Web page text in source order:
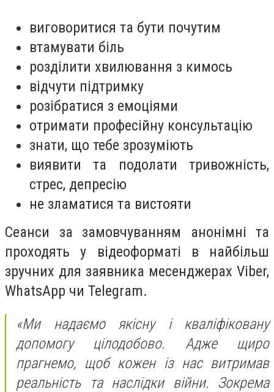
виговоритися та бути почутим
втамувати біль
розділити хвилювання з кимось
відчути підтримку
розібратися з емоціями
отримати професійну консультацію
знати, що тебе зрозуміють
виявити та подолати тривожність,
стрес, депресію
не зламатися та вистояти
Сеанси за замовчуванням анонімні та
проходять у відеоформаті в найбільш
зручних для заявника месенджерах Viber,
WhatsApp чи Telegram.
«Ми надаємо якісну і кваліфіковану
допомогу цілодобово. Адже щиро
прагнемо, щоб кожен із нас витримав
реальність та наслідки війни. Зокрема